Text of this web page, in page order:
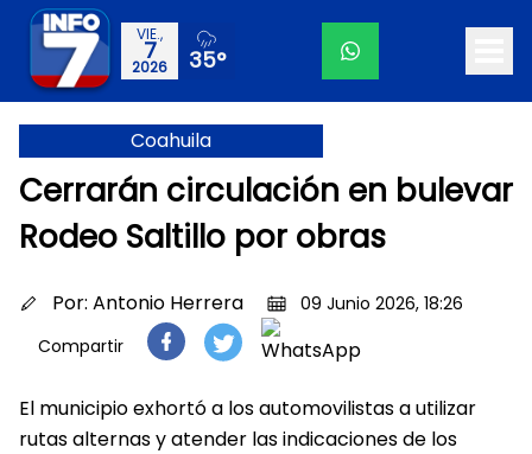
VIE.,
7
2026 35°
Coahuila
Cerrarán circulación en bulevar
Rodeo Saltillo por obras
Por: Antonio Herrera
09 Junio 2026, 18:26
Compartir
El municipio exhortó a los automovilistas a utilizar
rutas alternas y atender las indicaciones de los